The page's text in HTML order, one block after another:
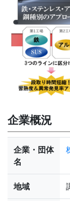
企業概況
企業・団体
名
地域